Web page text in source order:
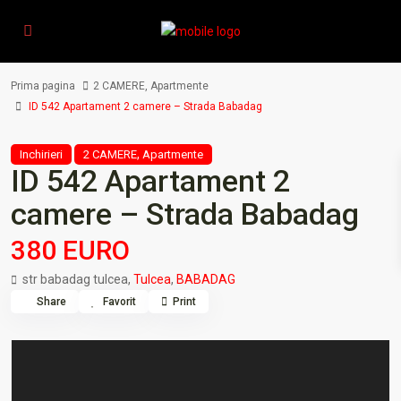
Prima pagina 2 CAMERE, Apartmente
ID 542 Apartament 2 camere – Strada Babadag
Inchirieri 2 CAMERE, Apartmente
ID 542 Apartament 2
camere – Strada Babadag
380 EURO
str babadag tulcea, Tulcea, BABADAG
Share Favorit Print